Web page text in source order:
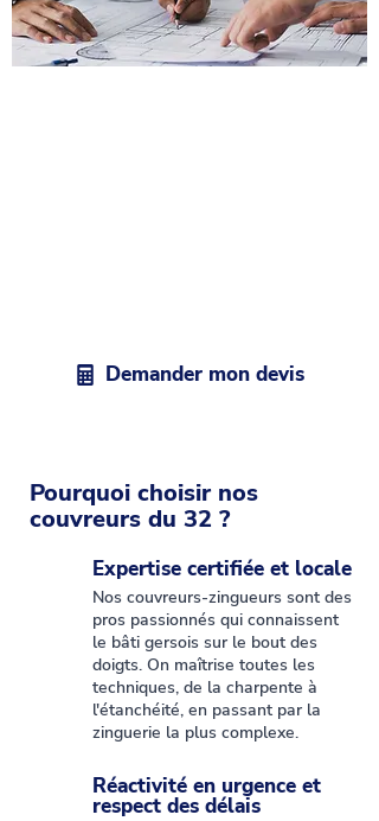
Demander mon devis
Pourquoi choisir nos
couvreurs du 32 ?
Expertise certifiée et locale
Nos couvreurs-zingueurs sont des
pros passionnés qui connaissent
le bâti gersois sur le bout des
doigts. On maîtrise toutes les
techniques, de la charpente à
l'étanchéité, en passant par la
zinguerie la plus complexe.
Réactivité en urgence et
respect des délais